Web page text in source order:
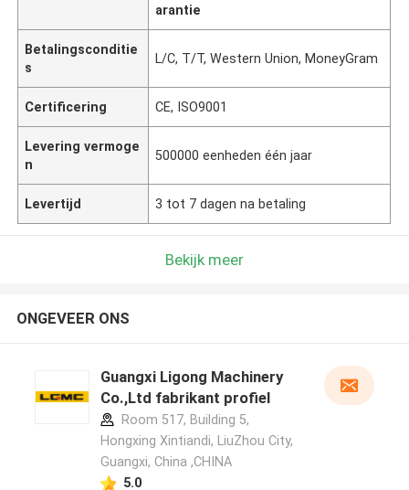
arantie
Betalingsconditie
s
L/C, T/T, Western Union, MoneyGram
Certificering CE, ISO9001
Levering vermoge
n
500000 eenheden één jaar
Levertijd 3 tot 7 dagen na betaling
Bekijk meer
ONGEVEER ONS
Guangxi Ligong Machinery
Co.,Ltd fabrikant profiel
Room 517, Building 5,
Hongxing Xintiandi, LiuZhou City,
Guangxi, China ,CHINA
5.0